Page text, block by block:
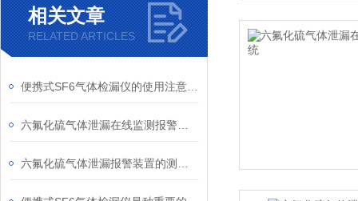
相关文章
RELATED ARTICLES